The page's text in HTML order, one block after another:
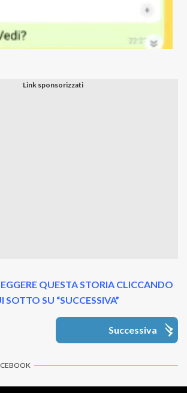
QUESTA STORIA CLICCANDO
SOTTO SU “SUCCESSIVA”
Successiva